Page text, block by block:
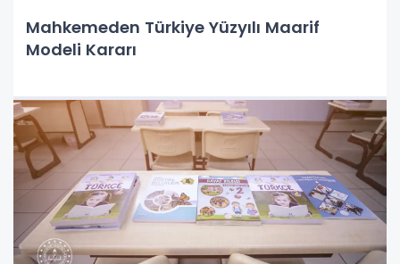
Mahkemeden Türkiye Yüzyılı Maarif
Modeli Kararı